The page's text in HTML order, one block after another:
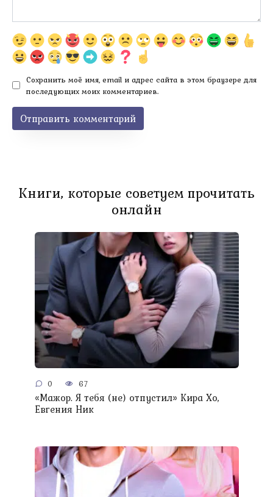
Сохранить моё имя, email и адрес сайта в этом браузере для
последующих моих комментариев.
Книги, которые советуем прочитать
онлайн
0 67
«Мажор. Я тебя (не) отпустил» Кира Хо,
Евгения Ник